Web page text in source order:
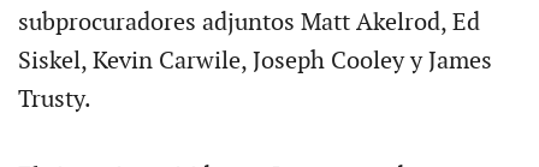
subprocuradores adjuntos Matt Akelrod, Ed
Siskel, Kevin Carwile, Joseph Cooley y James
Trusty.